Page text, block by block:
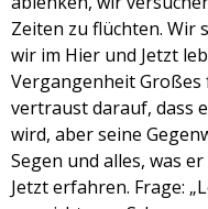
Zeiten zu flüchten. Wir
wir im Hier und Jetzt
Vergangenheit
vertraust darauf, dass
wird, aber seine
Segen und alles, was
Jetzt erfahren. Frage: